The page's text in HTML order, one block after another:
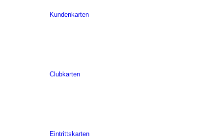
Kundenkarten
Clubkarten
Eintrittskarten